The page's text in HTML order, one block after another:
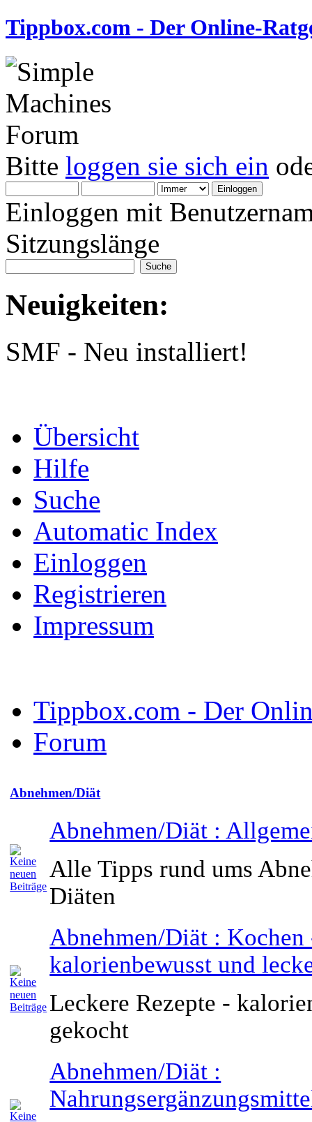
Tippbox.com - Der Online-
Bitte loggen sie sich ein
Einloggen mit
Sitzungslänge
Neuigkeiten:
SMF - Neu installiert!
Übersicht
Hilfe
Suche
Automatic Index
Einloggen
Registrieren
Impressum
Tippbox.com - Der
Forum
Abnehmen/Diät
Abnehmen/Diät :
Alle Tipps rund ums
Diäten
Abnehmen/Diät : Kochen
kalorienbewusst und
Leckere Rezepte -
gekocht
Abnehmen/Diät :